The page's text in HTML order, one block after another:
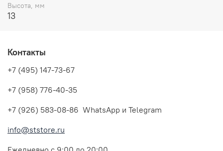
Высота, мм
13
Контакты
+7 (495) 147-73-67
+7 (958) 776-40-35
+7 (926) 583-08-86 WhatsApp и Telegram
info@ststore.ru